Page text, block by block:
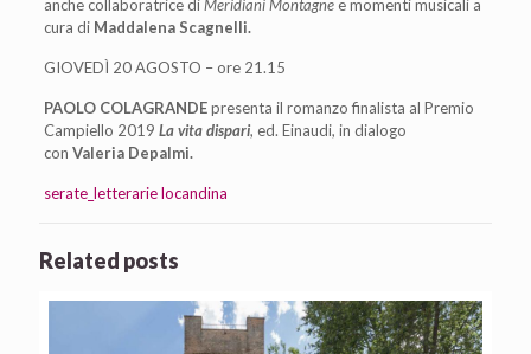
anche collaboratrice diMeridiani Montagnee momenti musicali a
cura di Maddalena Scagnelli.
GIOVEDÌ 20 AGOSTO – ore 21.15
PAOLO COLAGRANDEpresenta il romanzo finalista al Premio
Campiello 2019 La vita dispari, ed. Einaudi, in dialogo
con Valeria Depalmi.
serate_letterarie locandina
Related posts